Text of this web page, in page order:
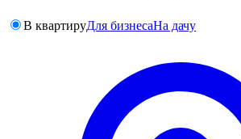
В квартируДля бизнесаНа дачу